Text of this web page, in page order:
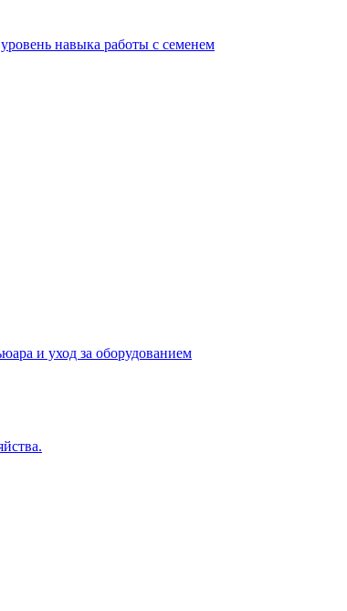
навыка работы с семенем
и уход за оборудованием